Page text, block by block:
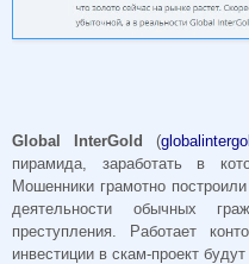
Global InterGold (
пирамида, заработать в
Мошенники грамотно
деятельности обычных
преступления. Работает
инвестиции в скам-проект будут